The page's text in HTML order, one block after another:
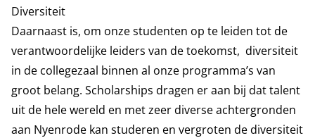
Diversiteit
Daarnaast is, om onze studenten op te leiden tot de
verantwoordelijke leiders van de toekomst, diversiteit
in de collegezaal binnen al onze programma’s van
groot belang. Scholarships dragen er aan bij dat talent
uit de hele wereld en met zeer diverse achtergronden
aan Nyenrode kan studeren en vergroten de diversiteit